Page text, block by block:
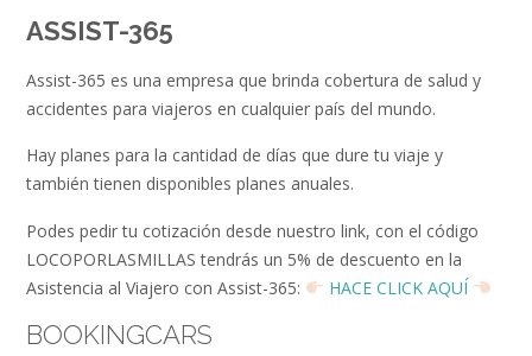
ASSIST-365
Assist-365 es una empresa que brinda cobertura de salud y
accidentes para viajeros en cualquier país del mundo.
Hay planes para la cantidad de días que dure tu viaje y
también tienen disponibles planes anuales.
Podes pedir tu cotización desde nuestro link, con el código
LOCOPORLASMILLAS tendrás un 5% de descuento en la
Asistencia al Viajero con Assist-365:
HACE CLICK AQUÍ
BOOKINGCARS